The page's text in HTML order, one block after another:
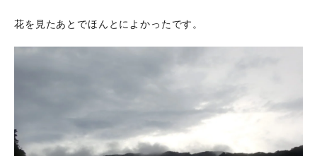
花を見たあとでほんとによかったです。